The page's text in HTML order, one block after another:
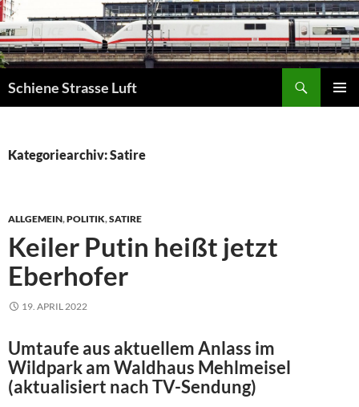
Zum
Inhalt
springen
Schiene Strasse Luft
Kategoriearchiv: Satire
ALLGEMEIN,POLITIK,SATIRE
Keiler Putin heißt jetzt
Eberhofer
19. APRIL 2022
Umtaufe aus aktuellem Anlass im
Wildpark am Waldhaus Mehlmeisel
(aktualisiert nach TV-Sendung)